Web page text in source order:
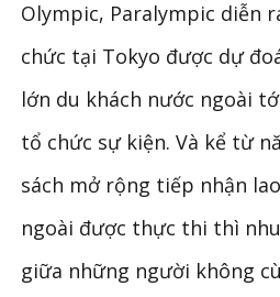
Olympic, Paralympic diễn
chức tại Tokyo được dự
lớn du khách nước ngoài
tổ chức sự kiện. Và kể từ
sách mở rộng tiếp nhận
ngoài được thực thi thì
giữa những người không